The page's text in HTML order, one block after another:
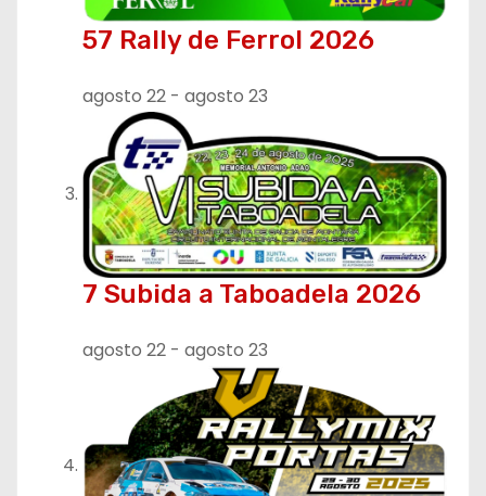
57 Rally de Ferrol 2026
agosto 22 - agosto 23
7 Subida a Taboadela 2026
agosto 22 - agosto 23